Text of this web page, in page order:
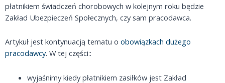
płatnikiem świadczeń chorobowych w kolejnym roku będzie
Zakład Ubezpieczeń Społecznych, czy sam pracodawca.
Artykuł jest kontynuacją tematu o obowiązkach dużego
pracodawcy. W tej części::
wyjaśnimy kiedy płatnikiem zasiłków jest Zakład